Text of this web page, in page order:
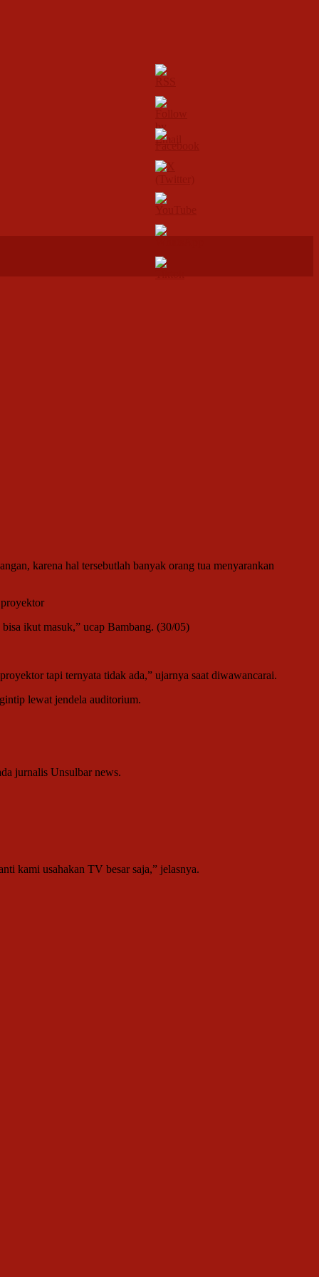
karena hal tersebutlah banyak orang tua menyarankan
ikut masuk,” ucap Bambang. (30/05)
tapi ternyata tidak ada,” ujarnya saat diwawancarai.
lewat jendela auditorium.
jurnalis Unsulbar news.
kami usahakan TV besar saja,” jelasnya.